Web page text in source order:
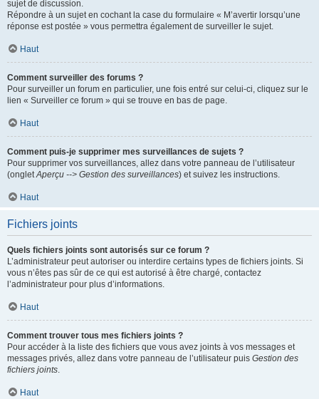
sujet de discussion.
Répondre à un sujet en cochant la case du formulaire « M’avertir lorsqu’une
réponse est postée » vous permettra également de surveiller le sujet.
Haut
Comment surveiller des forums ?
Pour surveiller un forum en particulier, une fois entré sur celui-ci, cliquez sur le
lien « Surveiller ce forum » qui se trouve en bas de page.
Haut
Comment puis-je supprimer mes surveillances de sujets ?
Pour supprimer vos surveillances, allez dans votre panneau de l’utilisateur
(ongletAperçu --> Gestion des surveillances) et suivez les instructions.
Haut
Fichiers joints
Quels fichiers joints sont autorisés sur ce forum ?
L’administrateur peut autoriser ou interdire certains types de fichiers joints. Si
vous n’êtes pas sûr de ce qui est autorisé à être chargé, contactez
l’administrateur pour plus d’informations.
Haut
Comment trouver tous mes fichiers joints ?
Pour accéder à la liste des fichiers que vous avez joints à vos messages et
messages privés, allez dans votre panneau de l’utilisateur puis Gestion des
fichiers joints.
Haut